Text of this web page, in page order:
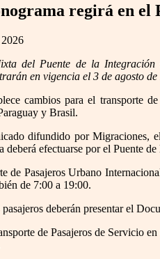
regirá en el
del Puente de la Integración
en vigencia el 3 de agosto de
cambios para el transporte
y Brasil.
difundido por Migraciones,
deberá efectuarse por el Puente
de Pasajeros Urbano
de 7:00 a 19:00.
pasajeros deberán presentar el
de Pasajeros de Servicio